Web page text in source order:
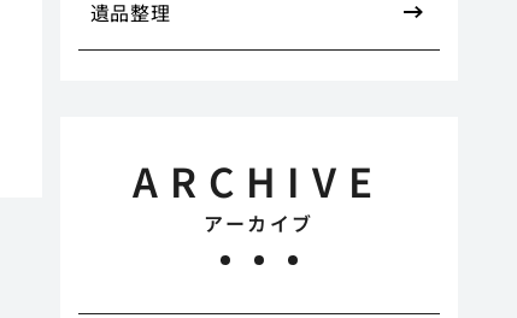
遺品整理
ARCHIVE
アーカイブ